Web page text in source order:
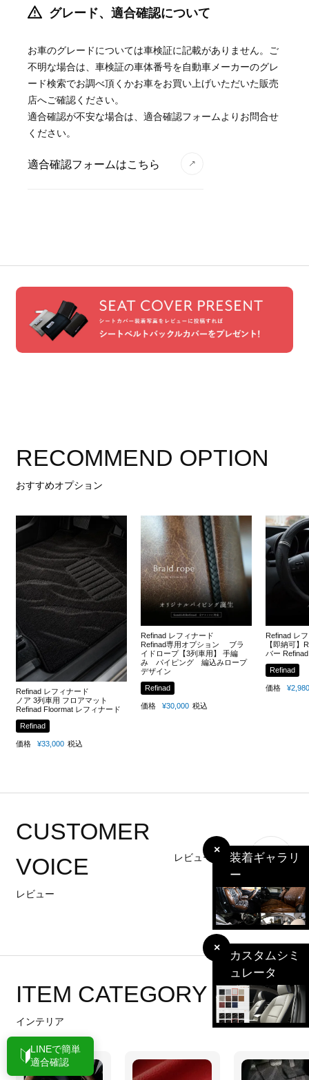
×
カスタムシミ
ュレータ
グレード、適合確認について
お車のグレードについては車検証に記載がありません。ご
不明な場合は、車検証の車体番号を自動車メーカーのグレ
ード検索でお調べ頂くかお車をお買い上げいただいた販売
店へご確認ください。
適合確認が不安な場合は、適合確認フォームよりお問合せ
ください。
適合確認フォームはこちら
RECOMMEND OPTION
おすすめオプション
Refinad レフィナード
ノア 3列車用 フロアマット
Refinad Floormat レフィナード
Refinad
価格 ¥33,000 税込
Refinad レフィナード
Refinad専用オプション ブラ
イドロープ【3列車用】 手編
み パイピング 編込みロープ
デザイン
Refinad
価格 ¥30,000 税込
Refinad レ
【即納可】
バー
Refinad
価格 ¥2,980
CUSTOMER
VOICE
レビュー
レビューを書く
ITEM CATEGORY
インテリア
×
装着ギャラリ
ー
LINEで簡単
適合確認